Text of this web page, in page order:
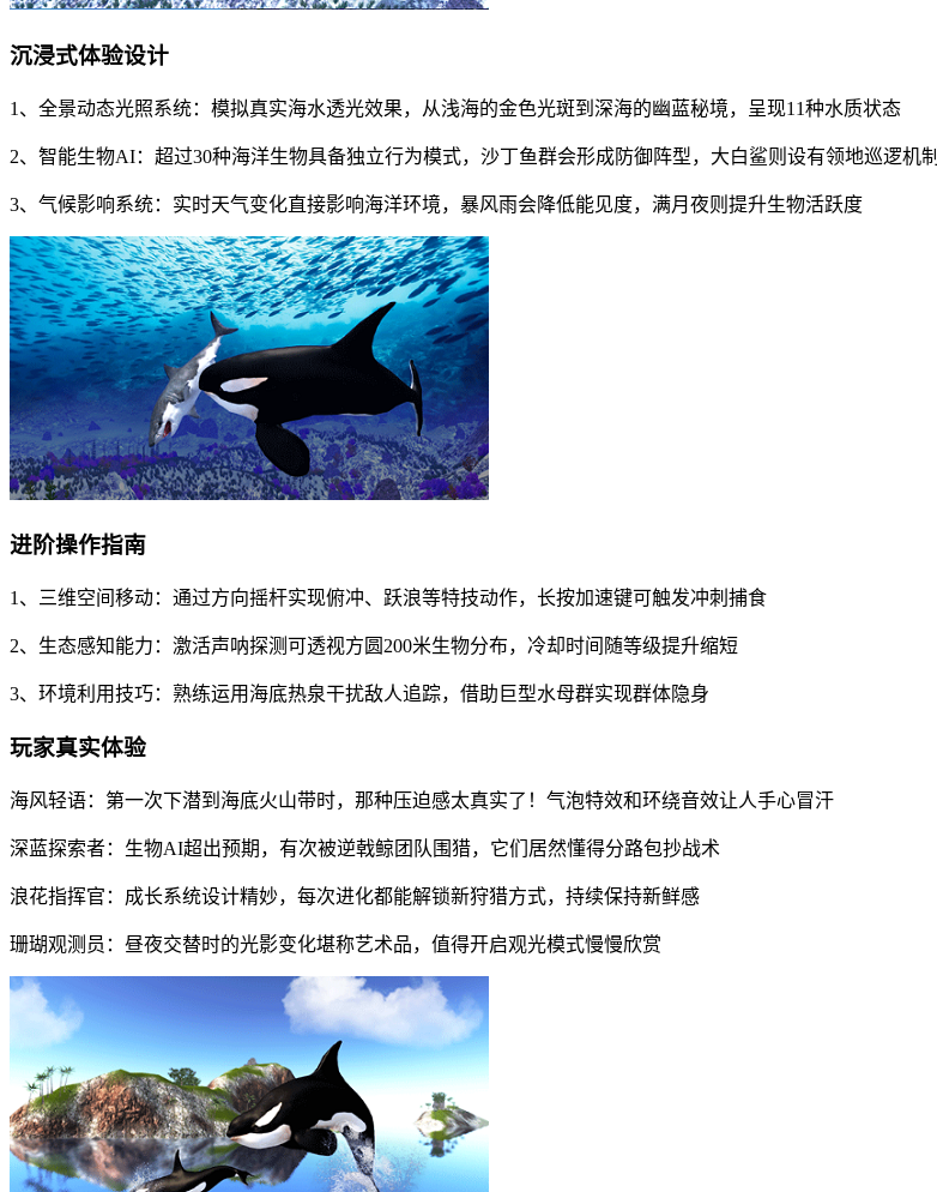
沉浸式体验设计
1、全景动态光照系统：模拟真实海水透光效果，从浅海的金色光斑到深海的幽蓝秘境，呈现11种水质状态
2、智能生物AI：超过30种海洋生物具备独立行为模式，沙丁鱼群会形成防御阵型，大白鲨则设有领地巡逻机制
3、气候影响系统：实时天气变化直接影响海洋环境，暴风雨会降低能见度，满月夜则提升生物活跃度
进阶操作指南
1、三维空间移动：通过方向摇杆实现俯冲、跃浪等特技动作，长按加速键可触发冲刺捕食
2、生态感知能力：激活声呐探测可透视方圆200米生物分布，冷却时间随等级提升缩短
3、环境利用技巧：熟练运用海底热泉干扰敌人追踪，借助巨型水母群实现群体隐身
玩家真实体验
海风轻语： 第一次下潜到海底火山带时，那种压迫感太真实了！气泡特效和环绕音效让人手心冒汗
深蓝探索者： 生物AI超出预期，有次被逆戟鲸团队围猎，它们居然懂得分路包抄战术
浪花指挥官： 成长系统设计精妙，每次进化都能解锁新狩猎方式，持续保持新鲜感
珊瑚观测员： 昼夜交替时的光影变化堪称艺术品，值得开启观光模式慢慢欣赏